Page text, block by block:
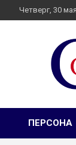
to
Четверг, 30
Собеседник.
репортажи
ПЕРСОНА